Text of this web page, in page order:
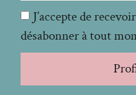
J’accepte de
désabonner à tout